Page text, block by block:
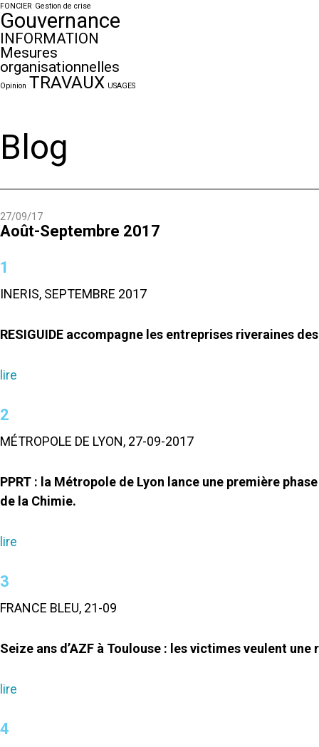
FONCIER Gestion de crise
Gouvernance
INFORMATION
Mesures
organisationnelles
Opinion TRAVAUX USAGES
Blog
27/09/17
Août-Septembre 2017
1
INERIS, SEPTEMBRE 2017
RESIGUIDE accompagne les entreprises riveraines
lire
2
MÉTROPOLE DE LYON, 27-09-2017
PPRT : la Métropole de Lyon lance une première
de la Chimie.
lire
3
FRANCE BLEU, 21-09
Seize ans d’AZF à Toulouse : les victimes veulent
lire
4